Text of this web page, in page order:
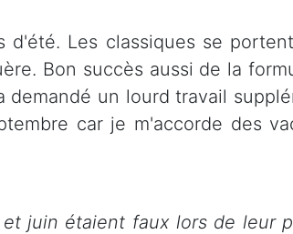
d'été. Les classiques se
Bon succès aussi de la
un lourd travail
car je m'accorde des
juin étaient faux lors de leur